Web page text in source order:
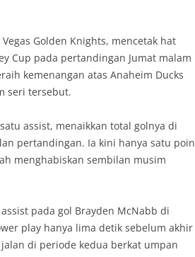
Golden Knights, mencetak hat
Cup pada pertandingan Jumat malam
kemenangan atas Anaheim Ducks
seri tersebut.
assist, menaikkan total golnya di
pertandingan. Ia kini hanya satu poin
menghabiskan sembilan musim
pada gol Brayden McNabb di
play hanya lima detik sebelum akhir
di periode kedua berkat umpan